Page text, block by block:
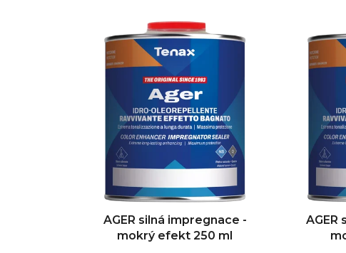
AGER silná impregnace -
mokrý efekt 250 ml
AGER